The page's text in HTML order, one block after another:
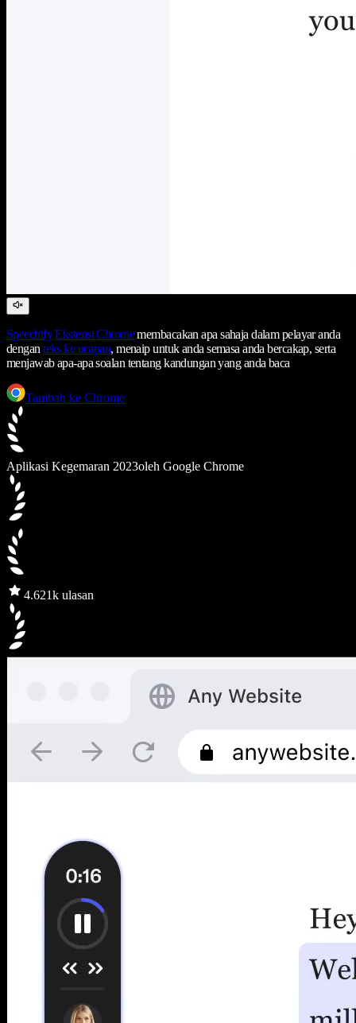
Speechify Ekstensi Chromemembacakan apa sahaja dalam pelayar anda
denganteks ke ucapan, menaip untuk anda semasa anda bercakap, serta
menjawab apa-apa soalan tentang kandungan yang anda baca
Tambah ke Chrome
Aplikasi Kegemaran 2023oleh Google Chrome
4.621k ulasan